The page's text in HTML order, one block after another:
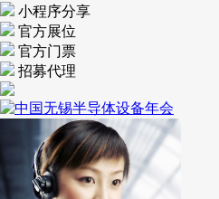
小程序分享
官方展位
官方门票
招募代理